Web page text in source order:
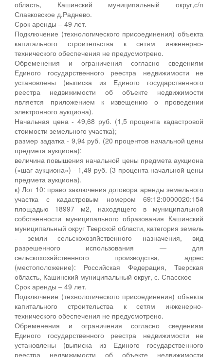
область, Кашинский муниципальный округ,с/п
Славковское д.Раднево.
Срок аренды – 49 лет.
Подключение (технологического присоединения) объекта
капитального строительства к сетям инженерно-
технического обеспечения не предусмотрено.
Обременения и ограничения согласно сведениям
Единого государственного реестра недвижимости не
установлены (выписка из Единого государственного
реестра недвижимости об объекте недвижимости
является приложением к извещению о проведении
электронного аукциона).
Начальная цена - 49,68 руб. (1,5 процента кадастровой
стоимости земельного участка);
размер задатка - 9,94 руб. (20 процентов начальной цены
предмета аукциона);
величина повышения начальной цены предмета аукциона
(«шаг аукциона») - 1,49 руб. (3 процента начальной цены
предмета аукциона).
к) Лот 10: право заключения договора аренды земельного
участка с кадастровым номером 69:12:0000020:154
площадью 18997 м2, находящего в муниципальной
собственности муниципального образования Кашинский
муниципальный округ Тверской области, категория земель
- земли сельскохозяйственного назначения, вид
разрешенного использования — для
сельскохозяйственного производства, адрес
(местоположение): Российская Федерация, Тверская
область, Кашинский муниципальный округ, с. Спасское
Срок аренды – 49 лет.
Подключение (технологического присоединения) объекта
капитального строительства к сетям инженерно-
технического обеспечения не предусмотрено.
Обременения и ограничения согласно сведениям
Единого государственного реестра недвижимости не
установлены (выписка из Единого государственного
реестра недвижимости об объекте недвижимости